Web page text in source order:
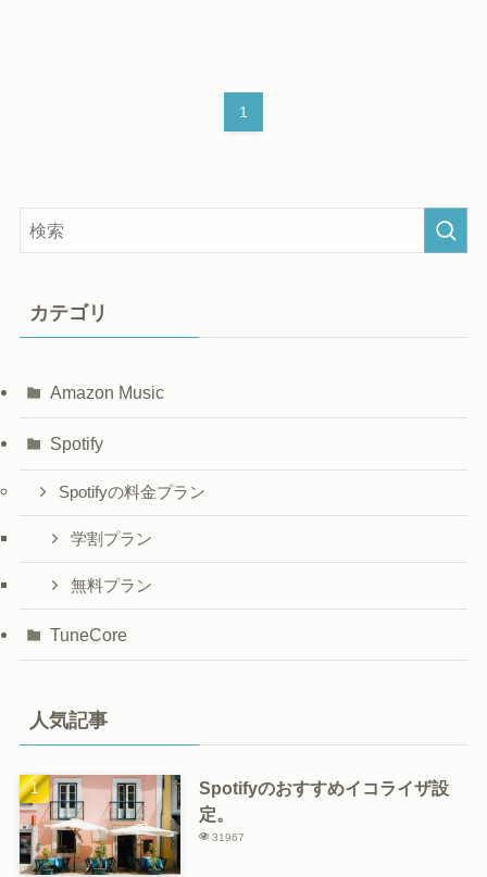
1
カテゴリ
Amazon Music
Spotify
Spotifyの料金プラン
学割プラン
無料プラン
TuneCore
人気記事
Spotifyのおすすめイコライザ設
定。
31967